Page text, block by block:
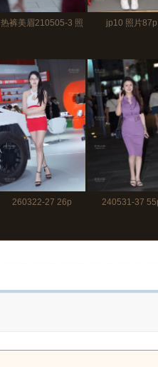
热裤美眉210505-3 照 jp10 照片87p
260322-27 26p 240531-37